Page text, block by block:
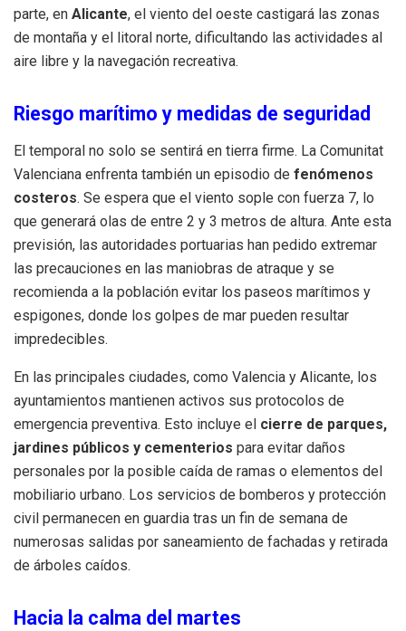
parte, en Alicante, el viento del oeste castigará las zonas
de montaña y el litoral norte, dificultando las actividades al
aire libre y la navegación recreativa.
Riesgo marítimo y medidas de seguridad
El temporal no solo se sentirá en tierra firme. La Comunitat
Valenciana enfrenta también un episodio de fenómenos
costeros. Se espera que el viento sople con fuerza 7, lo
que generará olas de entre 2 y 3 metros de altura. Ante esta
previsión, las autoridades portuarias han pedido extremar
las precauciones en las maniobras de atraque y se
recomienda a la población evitar los paseos marítimos y
espigones, donde los golpes de mar pueden resultar
impredecibles.
En las principales ciudades, como Valencia y Alicante, los
ayuntamientos mantienen activos sus protocolos de
emergencia preventiva. Esto incluye el cierre de parques,
jardines públicos y cementerios para evitar daños
personales por la posible caída de ramas o elementos del
mobiliario urbano. Los servicios de bomberos y protección
civil permanecen en guardia tras un fin de semana de
numerosas salidas por saneamiento de fachadas y retirada
de árboles caídos.
Hacia la calma del martes